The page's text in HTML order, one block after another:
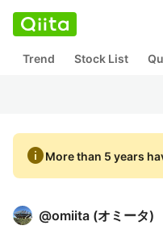
Trend Stock List
infoMore than 5 years
@omiita (オミータ)